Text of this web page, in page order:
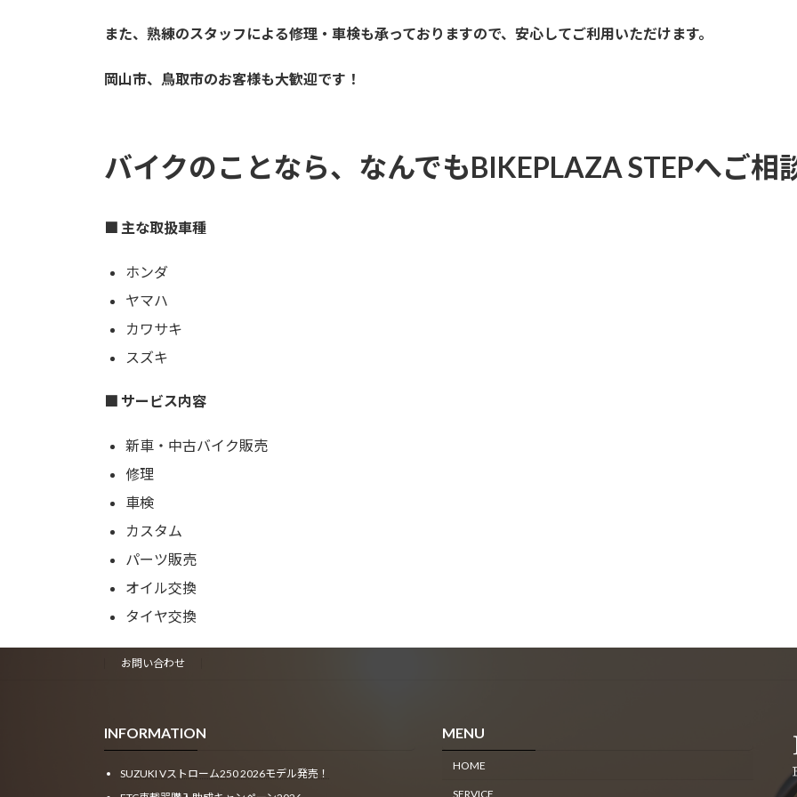
また、熟練のスタッフによる修理・車検も承っておりますので、安心してご利用いただけます。
岡山市、鳥取市のお客様も大歓迎です！
バイクのことなら、なんでもBIKEPLAZA STEPへご相
■ 主な取扱車種
ホンダ
ヤマハ
カワサキ
スズキ
■ サービス内容
新車・中古バイク販売
修理
車検
カスタム
パーツ販売
オイル交換
タイヤ交換
お問い合わせ
INFORMATION
SUZUKI Vストローム250 2026モデル発売！
MENU
HOME
SERVICE